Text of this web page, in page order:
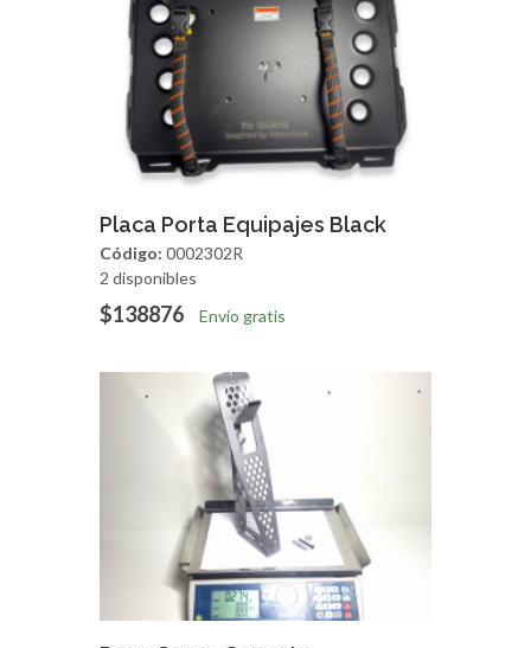
Agregar Vista Rapida
Placa Porta Equipajes Black
Código: 0002302R
2 disponibles
$138876 Envío gratis